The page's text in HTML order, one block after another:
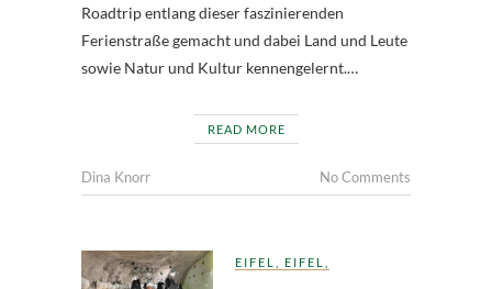
Roadtrip entlang dieser faszinierenden
Ferienstraße gemacht und dabei Land und Leute
sowie Natur und Kultur kennengelernt.…
READ MORE
Dina Knorr No Comments
EIFEL EIFEL